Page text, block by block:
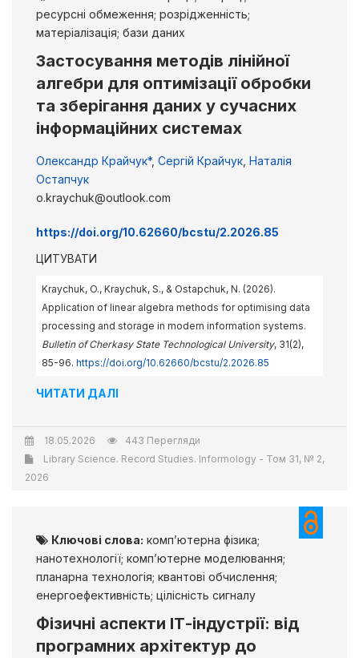
ресурсні обмеження; розрідженність;
матеріалізація; бази даних
Застосування методів лінійної
алгебри для оптимізації обробки
та зберігання даних у сучасних
інформаційних системах
Олександр Крайчук*, Сергій Крайчук Наталія
Остапчук
o.kraychuk@outlook.com
https://doi.org/10.62660/bcstu/2.2026.85
ЦИТУВАТИ
Kraychuk, O., Kraychuk, S., & Ostapchuk, N. (2026).
Application of linear algebra methods for optimising data
processing and storage in modern information systems.
Bulletin of Cherkasy State Technological University, 31(2),
85-96. https://doi.org/10.62660/bcstu/2.2026.85
ЧИТАТИ ДАЛІ
18.05.2026
443 Перегляди
Library Science. Record Studies. Informology - Том 31, № 2,
2026
Ключові слова: комп’ютерна фізика;
нанотехнології; комп’ютерне моделювання;
планарна технологія; квантові обчислення;
енергоефективність; цілісність сигналу
Фізичні аспекти ІТ-індустрії: від
програмних архітектур до